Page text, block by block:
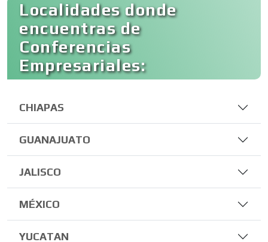
Localidades donde
encuentras de
Conferencias
Empresariales:
CHIAPAS
GUANAJUATO
JALISCO
MÉXICO
YUCATAN